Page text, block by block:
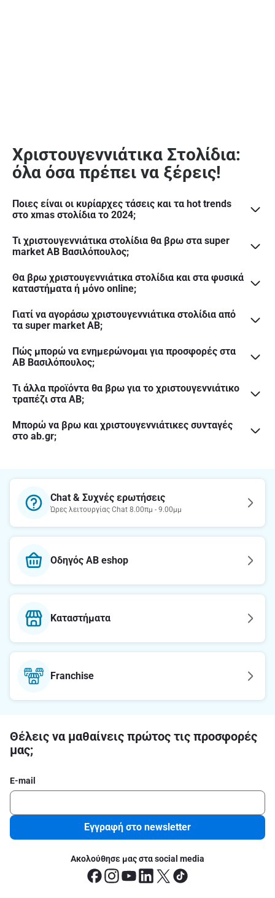
Χριστουγεννιάτικα Στολίδια:
όλα όσα πρέπει να ξέρεις!
Ποιες είναι οι κυρίαρχες τάσεις και τα hot trends
στο xmas στολίδια το 2024;
Τι χριστουγεννιάτικα στολίδια θα βρω στα super
market ΑΒ Βασιλόπουλος;
Θα βρω χριστουγεννιάτικα στολίδια και στα φυσικά
καταστήματα ή μόνο online;
Γιατί να αγοράσω χριστουγεννιάτικα στολίδια από
τα super market ΑΒ;
Πώς μπορώ να ενημερώνομαι για προσφορές στα
ΑΒ Βασιλόπουλος;
Τι άλλα προϊόντα θα βρω για το χριστουγεννιάτικο
τραπέζι στα ΑΒ;
Μπορώ να βρω και χριστουγεννιάτικες συνταγές
στο ab.gr;
Chat & Συχνές ερωτήσεις
Ώρες λειτουργίας Chat 8.00πμ - 9.00μμ
Οδηγός AB eshop
Καταστήματα
Franchise
Θέλεις να μαθαίνεις πρώτος τις προσφορές
μας;
E-mail
Εγγραφή στο newsletter
Ακολούθησε μας στα social media